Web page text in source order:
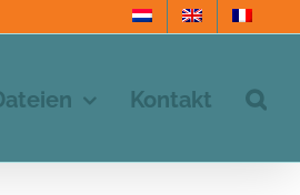
Kontakt